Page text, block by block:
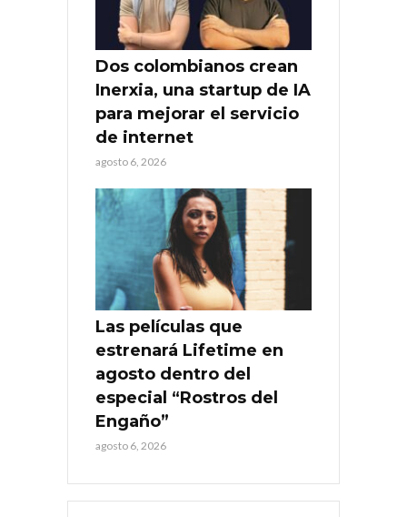
Dos colombianos crean
Inerxia, una startup de IA
para mejorar el servicio
de internet
agosto 6, 2026
Las películas que
estrenará Lifetime en
agosto dentro del
especial “Rostros del
Engaño”
agosto 6, 2026